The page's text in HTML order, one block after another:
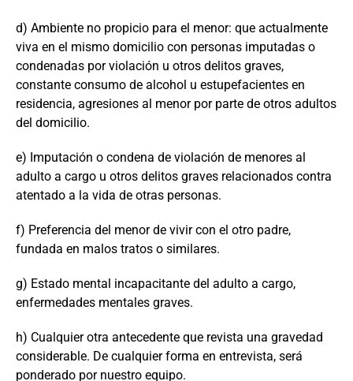
d) Ambiente no propicio para el menor: que actualmente
viva en el mismo domicilio con personas imputadas o
condenadas por violación u otros delitos graves,
constante consumo de alcohol u estupefacientes en
residencia, agresiones al menor por parte de otros adultos
del domicilio.
e) Imputación o condena de violación de menores al
adulto a cargo u otros delitos graves relacionados contra
atentado a la vida de otras personas.
f) Preferencia del menor de vivir con el otro padre,
fundada en malos tratos o similares.
g) Estado mental incapacitante del adulto a cargo,
enfermedades mentales graves.
h) Cualquier otra antecedente que revista una gravedad
considerable. De cualquier forma en entrevista, será
ponderado por nuestro equipo.